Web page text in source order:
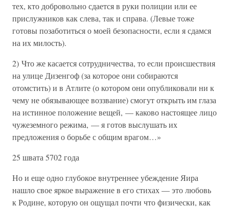
тех, кто добровольно сдается в руки полиции или ее
прислужников как слева, так и справа. (Левые тоже
готовы позаботиться о моей безопасности, если я сдамся
на их милость).
2) Что же касается сотрудничества, то если происшествия
на улице Дизенгоф (за которое они собираются
отомстить) и в Атлите (о котором они опубликовали ни к
чему не обязывающее воззвание) смогут открыть им глаза
на истинное положение вещей, — каково настоящее лицо
чужеземного режима, — я готов выслушать их
предложения о борьбе с общим врагом…»
25 швата 5702 года
Но и еще одно глубокое внутреннее убеждение Яира
нашло свое яркое выражение в его стихах — это любовь
к Родине, которую он ощущал почти что физически, как